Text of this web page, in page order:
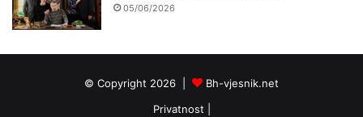
05/06/2026
© Copyright 2026 |
Bh-vjesnik.net
Privatnost